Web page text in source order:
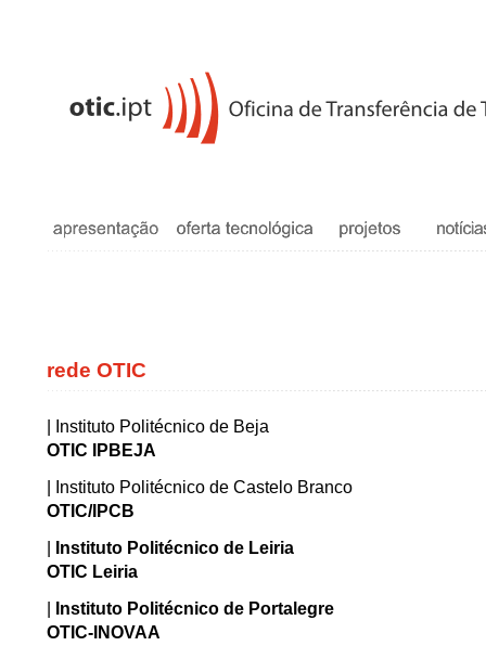
rede OTIC
| Instituto Politécnico de Beja
OTIC IPBEJA
| Instituto Politécnico de Castelo Branco
OTIC/IPCB
| Instituto Politécnico de Leiria
OTIC Leiria
| Instituto Politécnico de Portalegre
OTIC-INOVAA